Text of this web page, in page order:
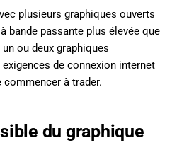
plusieurs graphiques ouverts
bande passante plus élevée que
ou deux graphiques
de connexion internet
à trader.
du graphique